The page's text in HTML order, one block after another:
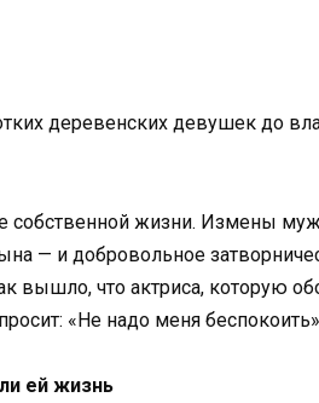
деревенских девушек до
собственной жизни. Измены
— и добровольное
вышло, что актриса, которую
«Не надо меня
ей жизнь